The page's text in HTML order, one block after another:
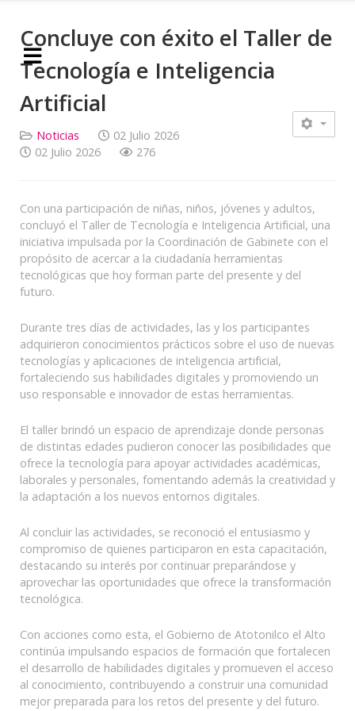
Concluye con éxito el Taller de
Tecnología e Inteligencia
Artificial
Noticias
02 Julio 2026
02 Julio 2026
276
Con una participación de niñas, niños, jóvenes y adultos,
concluyó el Taller de Tecnología e Inteligencia Artificial, una
iniciativa impulsada por la Coordinación de Gabinete con el
propósito de acercar a la ciudadanía herramientas
tecnológicas que hoy forman parte del presente y del
futuro.
Durante tres días de actividades, las y los participantes
adquirieron conocimientos prácticos sobre el uso de nuevas
tecnologías y aplicaciones de inteligencia artificial,
fortaleciendo sus habilidades digitales y promoviendo un
uso responsable e innovador de estas herramientas.
El taller brindó un espacio de aprendizaje donde personas
de distintas edades pudieron conocer las posibilidades que
ofrece la tecnología para apoyar actividades académicas,
laborales y personales, fomentando además la creatividad y
la adaptación a los nuevos entornos digitales.
Al concluir las actividades, se reconoció el entusiasmo y
compromiso de quienes participaron en esta capacitación,
destacando su interés por continuar preparándose y
aprovechar las oportunidades que ofrece la transformación
tecnológica.
Con acciones como esta, el Gobierno de Atotonilco el Alto
continúa impulsando espacios de formación que fortalecen
el desarrollo de habilidades digitales y promueven el acceso
al conocimiento, contribuyendo a construir una comunidad
mejor preparada para los retos del presente y del futuro.